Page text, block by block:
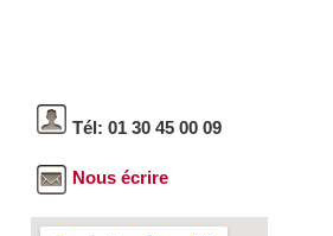
Tél: 01 30 45 00 09
Nous écrire